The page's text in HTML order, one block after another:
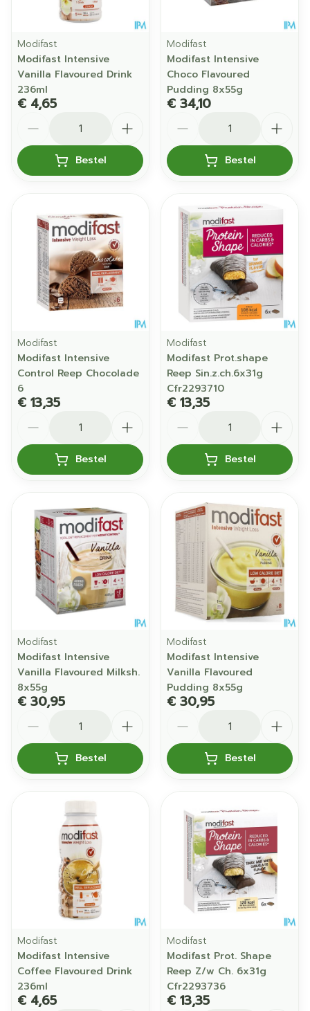
Modifast
Modifast Intensive
Vanilla Flavoured Drink
236ml
€ 4,65
Bestel
Modifast
Modifast Intensive
Choco Flavoured
Pudding 8x55g
€ 34,10
Bestel
Modifast
Modifast Intensive
Control Reep Chocolade
6
€ 13,35
Bestel
Modifast
Modifast Prot.shape
Reep Sin.z.ch.6x31g
Cfr2293710
€ 13,35
Bestel
Modifast
Modifast Intensive
Vanilla Flavoured Milksh.
8x55g
€ 30,95
Bestel
Modifast
Modifast Intensive
Vanilla Flavoured
Pudding 8x55g
€ 30,95
Bestel
Modifast
Modifast Intensive
Coffee Flavoured Drink
236ml
€ 4,65
Modifast
Modifast Prot. Shape
Reep Z/w Ch. 6x31g
Cfr2293736
€ 13,35